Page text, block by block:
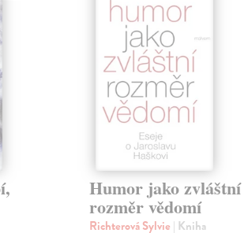
Humor jako zvláštní
rozměr vědomí
Richterová Sylvie | Kniha